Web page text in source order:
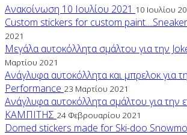
Ανακοίνωση 10 Ιουλίου 2021 10 Ιουλίου
Custom stickers for custom
2021
Μεγάλα αυτοκόλλητα σμάλτου για την
Μαρτίου 2021
Ανάγλυφα αυτοκόλλητα και μπρελοκ για
Performance 23 Μαρτίου 2021
Ανάγλυφα αυτοκόλλητα σμάλτου για την
ΚΑΜΠΙΤΗΣ 24 Φεβρουαρίου 2021
Domed stickers made for Ski-doo